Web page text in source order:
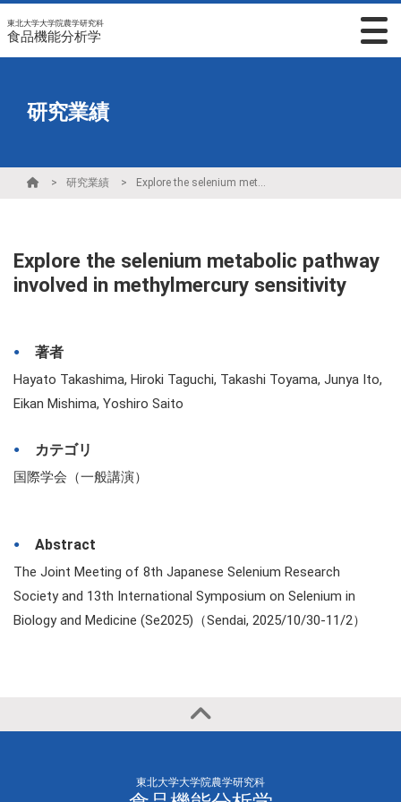
東北大学大学院農学研究科
食品機能分析学
研究業績
研究業績 Explore the selenium metabolic pathway involved in methylmercury sensitivity
Explore the selenium metabolic pathway
involved in methylmercury sensitivity
著者
Hayato Takashima, Hiroki Taguchi, Takashi Toyama, Junya Ito,
Eikan Mishima, Yoshiro Saito
カテゴリ
国際学会（一般講演）
Abstract
The Joint Meeting of 8th Japanese Selenium Research
Society and 13th International Symposium on Selenium in
Biology and Medicine (Se2025)（Sendai, 2025/10/30-11/2）
東北大学大学院農学研究科